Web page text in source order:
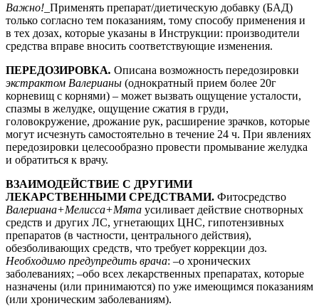
Важно! _Применять препарат/диетическую добавку (БАД)
только согласно тем показаниям, тому способу применения и
в тех дозах, которые указаны в Инструкции: производители
средства вправе вносить соответствующие изменения.
ПЕРЕДОЗИРОВКА. Описана возможность передозировки
экстрактом Валерианы (однократный прием более 20г
корневищ с корнями) – может вызвать ощущение усталости,
спазмы в желудке, ощущение сжатия в груди,
головокружение, дрожание рук, расширение зрачков, которые
могут исчезнуть самостоятельно в течение 24 ч. При явлениях
передозировки целесообразно провести промывание желудка
и обратиться к врачу.
ВЗАИМОДЕЙСТВИЕ С ДРУГИМИ
ЛЕКАРСТВЕННЫМИ СРЕДСТВАМИ. Фитосредство
Валериана+Мелисса+Мята усиливает действие снотворных
средств и других ЛС, угнетающих ЦНС, гипотензивных
препаратов (в частности, центрального действия),
обезболивающих средств, что требует коррекции доз.
Необходимо предупредить врача: –о хронических
заболеваниях; –обо всех лекарственных препаратах, которые
назначены (или принимаются) по уже имеющимся показаниям
(или хроническим заболеваниям).